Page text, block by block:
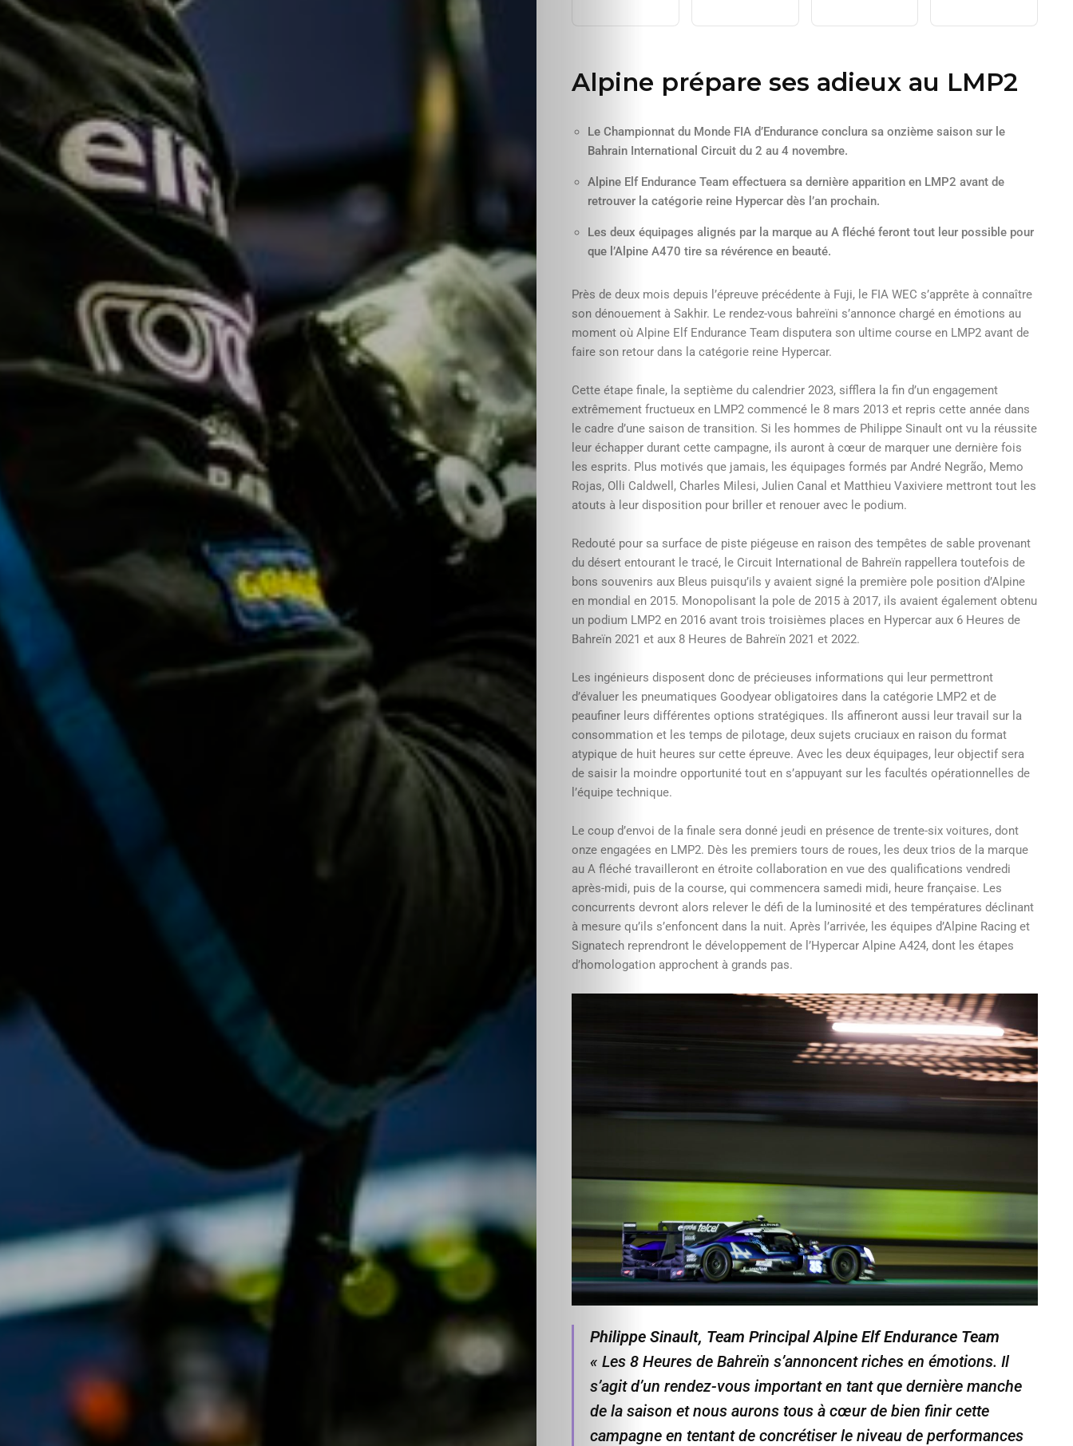
Alpine prépare ses adieux au LMP2
Le Championnat du Monde FIA d’Endurance conclura sa onzième saison sur le
Bahrain International Circuit du 2 au 4 novembre.
Alpine Elf Endurance Team effectuera sa dernière apparition en LMP2 avant de
retrouver la catégorie reine Hypercar dès l’an prochain.
Les deux équipages alignés par la marque au A fléché feront tout leur possible pour
que l’Alpine A470 tire sa révérence en beauté.
Près de deux mois depuis l’épreuve précédente à Fuji, le FIA WEC s’apprête à connaître
son dénouement à Sakhir. Le rendez-vous bahreïni s’annonce chargé en émotions au
moment où Alpine Elf Endurance Team disputera son ultime course en LMP2 avant de
faire son retour dans la catégorie reine Hypercar.
Cette étape finale, la septième du calendrier 2023, sifflera la fin d’un engagement
extrêmement fructueux en LMP2 commencé le 8 mars 2013 et repris cette année dans
le cadre d’une saison de transition. Si les hommes de Philippe Sinault ont vu la réussite
leur échapper durant cette campagne, ils auront à cœur de marquer une dernière fois
les esprits. Plus motivés que jamais, les équipages formés par André Negrão, Memo
Rojas, Olli Caldwell, Charles Milesi, Julien Canal et Matthieu Vaxiviere mettront tout les
atouts à leur disposition pour briller et renouer avec le podium.
Redouté pour sa surface de piste piégeuse en raison des tempêtes de sable provenant
du désert entourant le tracé, le Circuit International de Bahreïn rappellera toutefois de
bons souvenirs aux Bleus puisqu’ils y avaient signé la première pole position d’Alpine
en mondial en 2015. Monopolisant la pole de 2015 à 2017, ils avaient également obtenu
un podium LMP2 en 2016 avant trois troisièmes places en Hypercar aux 6 Heures de
Bahreïn 2021 et aux 8 Heures de Bahreïn 2021 et 2022.
Les ingénieurs disposent donc de précieuses informations qui leur permettront
d’évaluer les pneumatiques Goodyear obligatoires dans la catégorie LMP2 et de
peaufiner leurs différentes options stratégiques. Ils affineront aussi leur travail sur la
consommation et les temps de pilotage, deux sujets cruciaux en raison du format
atypique de huit heures sur cette épreuve. Avec les deux équipages, leur objectif sera
de saisir la moindre opportunité tout en s’appuyant sur les facultés opérationnelles de
l’équipe technique.
Le coup d’envoi de la finale sera donné jeudi en présence de trente-six voitures, dont
onze engagées en LMP2. Dès les premiers tours de roues, les deux trios de la marque
au A fléché travailleront en étroite collaboration en vue des qualifications vendredi
après-midi, puis de la course, qui commencera samedi midi, heure française. Les
concurrents devront alors relever le défi de la luminosité et des températures déclinant
à mesure qu’ils s’enfoncent dans la nuit. Après l’arrivée, les équipes d’Alpine Racing et
Signatech reprendront le développement de l’Hypercar Alpine A424, dont les étapes
d’homologation approchent à grands pas.
Philippe Sinault, Team Principal Alpine Elf Endurance Team
« Les 8 Heures de Bahreïn s’annoncent riches en émotions. Il
s’agit d’un rendez-vous important en tant que dernière manche
de la saison et nous aurons tous à cœur de bien finir cette
campagne en tentant de concrétiser le niveau de performances